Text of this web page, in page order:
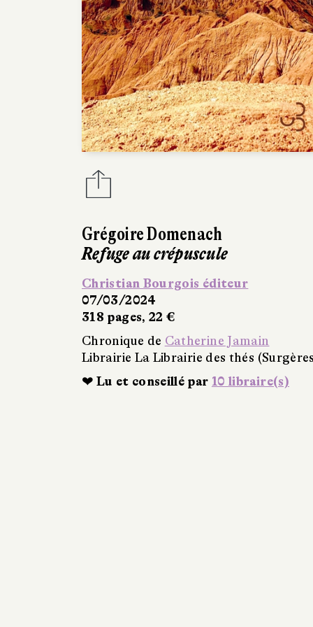
Grégoire Domenach
Refuge au crépuscule
Christian Bourgois éditeur
07/03/2024
318 pages, 22 €
Chronique de Catherine Jamain
Librairie La Librairie des thés
❤ Lu et conseillé par 10 libraire(s)